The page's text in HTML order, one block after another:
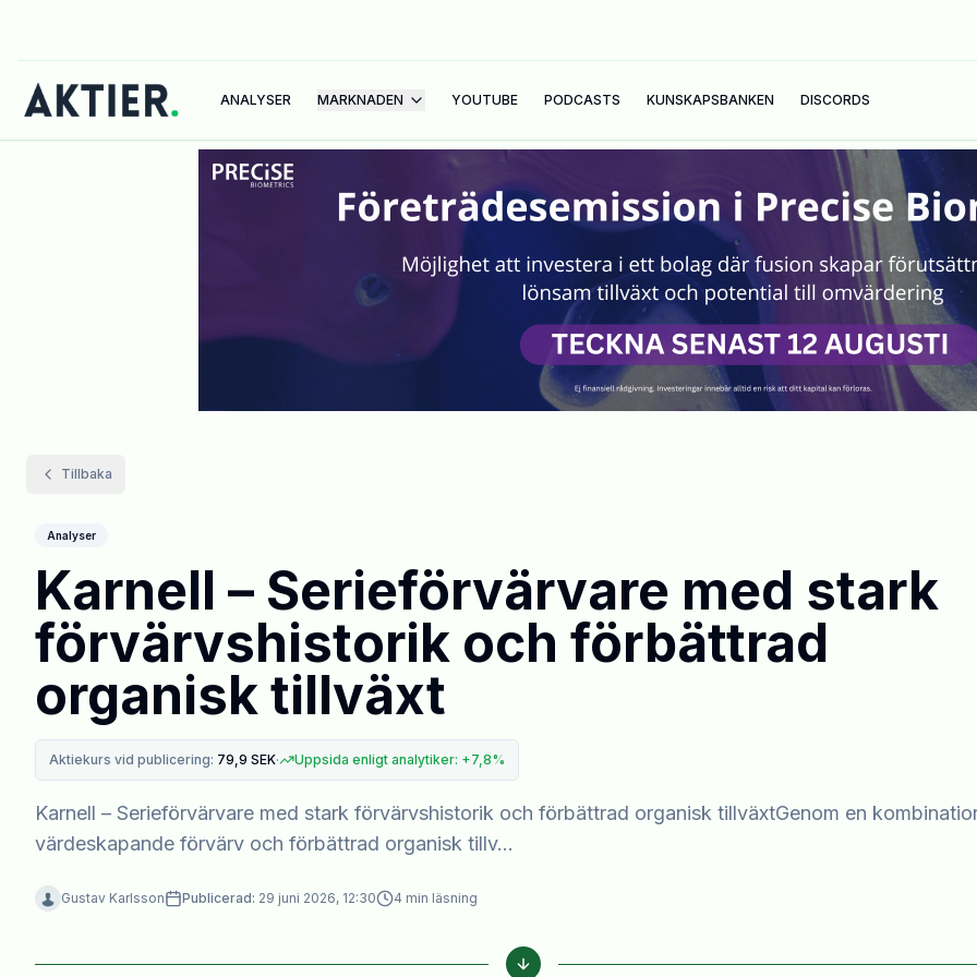
ANALYSER MARKNADEN YOUTUBE PODCASTS KUNSKAPSBANKEN DISCORDS
Tillbaka
Analyser
Karnell – Serieförvärvare med stark
förvärvshistorik och förbättrad
organisk tillväxt
Aktiekurs vid publicering: 79,9 SEK· Uppsida enligt analytiker: +7,8%
Karnell – Serieförvärvare med stark förvärvshistorik och förbättrad organisk tillväxtGenom en
värdeskapande förvärv och förbättrad organisk tillv...
Gustav Karlsson Publicerad: 29 juni 2026, 12:30 4 min läsning